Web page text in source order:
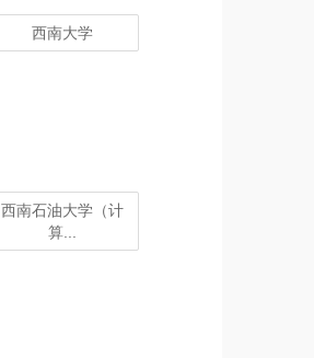
西南大学
西南石油大学（计
算...